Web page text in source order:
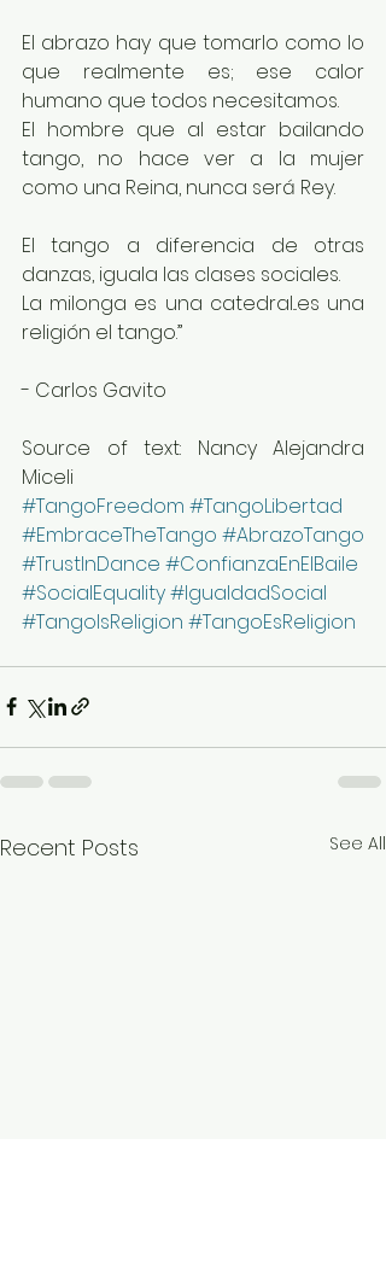
El abrazo hay que tomarlo como lo
que realmente es; ese calor
humano que todos necesitamos.
El hombre que al estar bailando
tango, no hace ver a la mujer
como una Reina, nunca será Rey.
El tango a diferencia de otras
danzas, iguala las clases sociales.
La milonga es una catedral...es una
religión el tango.”
- Carlos Gavito
Source of text: Nancy Alejandra
Miceli
#TangoFreedom #TangoLibertad
#EmbraceTheTango #AbrazoTango
#TrustInDance #ConfianzaEnElBaile
#SocialEquality#IgualdadSocial
#TangoIsReligion #TangoEsReligion
Recent Posts See All